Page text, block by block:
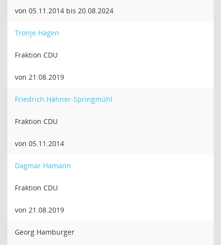
von 05.11.2014 bis 20.08.2024
Tronje Hagen
Fraktion CDU
von 21.08.2019
Friedrich Hähner-Springmühl
Fraktion CDU
von 05.11.2014
Dagmar Hamann
Fraktion CDU
von 21.08.2019
Georg Hamburger